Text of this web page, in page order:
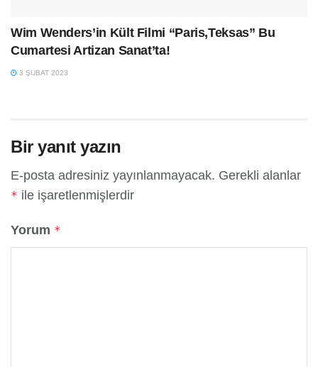
Wim Wenders’in Kült Filmi “Paris,Teksas” Bu
Cumartesi Artizan Sanat’ta!
3 ŞUBAT 2023
Bir yanıt yazın
E-posta adresiniz yayınlanmayacak. Gerekli alanlar
* ile işaretlenmişlerdir
Yorum *